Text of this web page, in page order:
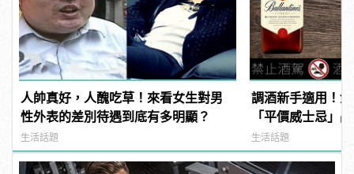
人帥真好，人醜吃草！來看女生對男
性外表的差別待遇到底有多明顯？
生活話題
調酒新手適用！
「平價威士忌」
又芳醇！ |
生活話題